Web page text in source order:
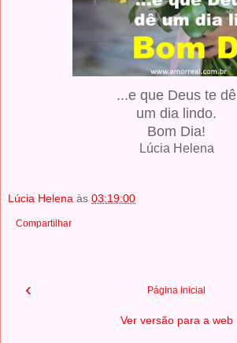
...e que Deus te dê
um dia lindo.
Bom Dia!
Lúcia Helena
Lúcia Helena às 03:19:00
Compartilhar
‹ Página inicial
Ver versão para a web